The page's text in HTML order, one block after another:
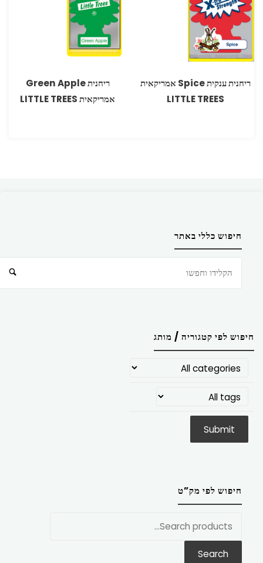
ריחנית ענקית Spice אמריקאית
LITTLE TREES
ריחנית Green Apple
אמריקאית LITTLE TREES
חיפוש כללי באתר
חיפוש לפי קטגוריה / מותג
חיפוש לפי מק”ט
Search